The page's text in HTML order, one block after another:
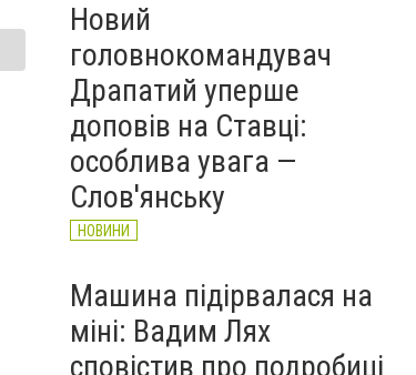
Новий
головнокомандувач
Драпатий уперше
доповів на Ставці:
особлива увага —
Слов'янську
НОВИНИ
Машина підірвалася на
міні: Вадим Лях
сповістив про подробиці